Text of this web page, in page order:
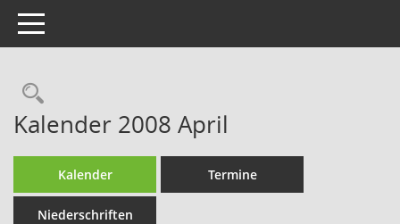
Toggle navigation
Rechercheauswahl
Kalender 2008 April
Kalender Termine
Niederschriften